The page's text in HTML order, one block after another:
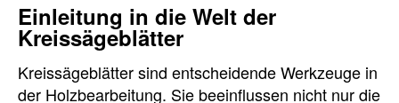
Einleitung in die Welt der
Kreissägeblätter
Kreissägeblätter sind entscheidende Werkzeuge in
der Holzbearbeitung. Sie beeinflussen nicht nur die